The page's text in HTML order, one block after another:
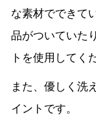
な素材でできて
品がついていた
トを使用してく
また、優しく洗
イントです。